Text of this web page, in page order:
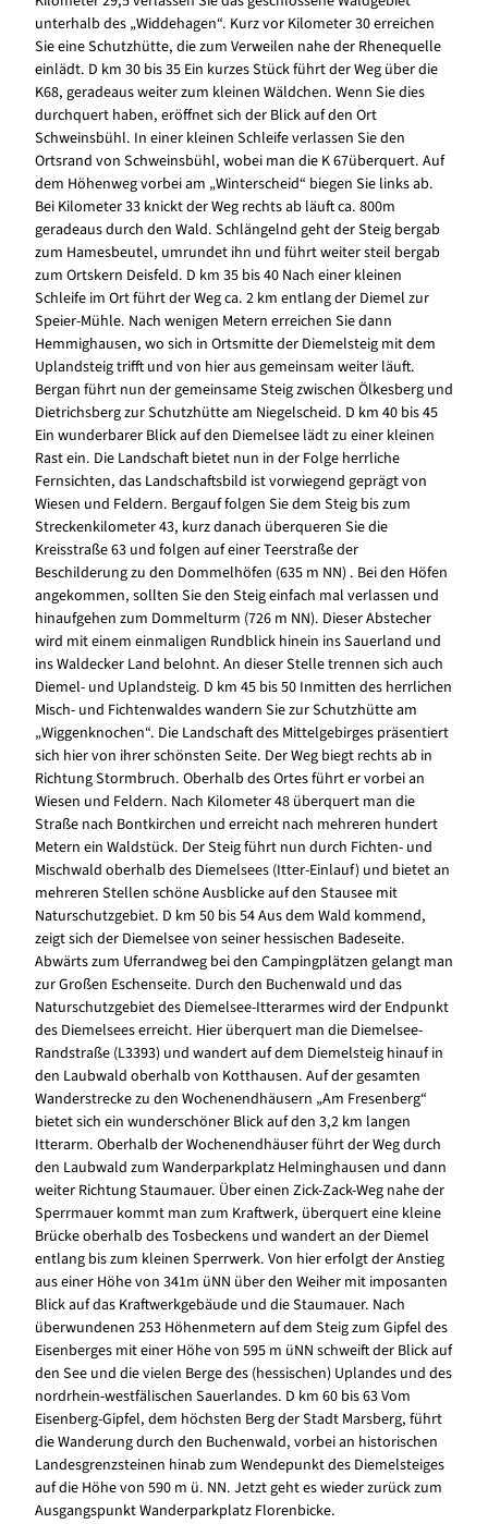
unterhalb des „Widdehagen“. Kurz vor Kilometer 30 erreichen
Sie eine Schutzhütte, die zum Verweilen nahe der Rhenequelle
einlädt. D km 30 bis 35 Ein kurzes Stück führt der Weg über die
K68, geradeaus weiter zum kleinen Wäldchen. Wenn Sie dies
durchquert haben, eröffnet sich der Blick auf den Ort
Schweinsbühl. In einer kleinen Schleife verlassen Sie den
Ortsrand von Schweinsbühl, wobei man die K 67überquert. Auf
dem Höhenweg vorbei am „Winterscheid“ biegen Sie links ab.
Bei Kilometer 33 knickt der Weg rechts ab läuft ca. 800m
geradeaus durch den Wald. Schlängelnd geht der Steig bergab
zum Hamesbeutel, umrundet ihn und führt weiter steil bergab
zum Ortskern Deisfeld. D km 35 bis 40 Nach einer kleinen
Schleife im Ort führt der Weg ca. 2 km entlang der Diemel zur
Speier-Mühle. Nach wenigen Metern erreichen Sie dann
Hemmighausen, wo sich in Ortsmitte der Diemelsteig mit dem
Uplandsteig trifft und von hier aus gemeinsam weiter läuft.
Bergan führt nun der gemeinsame Steig zwischen Ölkesberg und
Dietrichsberg zur Schutzhütte am Niegelscheid. D km 40 bis 45
Ein wunderbarer Blick auf den Diemelsee lädt zu einer kleinen
Rast ein. Die Landschaft bietet nun in der Folge herrliche
Fernsichten, das Landschaftsbild ist vorwiegend geprägt von
Wiesen und Feldern. Bergauf folgen Sie dem Steig bis zum
Streckenkilometer 43, kurz danach überqueren Sie die
Kreisstraße 63 und folgen auf einer Teerstraße der
Beschilderung zu den Dommelhöfen (635 m NN) . Bei den Höfen
angekommen, sollten Sie den Steig einfach mal verlassen und
hinaufgehen zum Dommelturm (726 m NN). Dieser Abstecher
wird mit einem einmaligen Rundblick hinein ins Sauerland und
ins Waldecker Land belohnt. An dieser Stelle trennen sich auch
Diemel- und Uplandsteig. D km 45 bis 50 Inmitten des herrlichen
Misch- und Fichtenwaldes wandern Sie zur Schutzhütte am
„Wiggenknochen“. Die Landschaft des Mittelgebirges präsentiert
sich hier von ihrer schönsten Seite. Der Weg biegt rechts ab in
Richtung Stormbruch. Oberhalb des Ortes führt er vorbei an
Wiesen und Feldern. Nach Kilometer 48 überquert man die
Straße nach Bontkirchen und erreicht nach mehreren hundert
Metern ein Waldstück. Der Steig führt nun durch Fichten- und
Mischwald oberhalb des Diemelsees (Itter-Einlauf) und bietet an
mehreren Stellen schöne Ausblicke auf den Stausee mit
Naturschutzgebiet. D km 50 bis 54 Aus dem Wald kommend,
zeigt sich der Diemelsee von seiner hessischen Badeseite.
Abwärts zum Uferrandweg bei den Campingplätzen gelangt man
zur Großen Eschenseite. Durch den Buchenwald und das
Naturschutzgebiet des Diemelsee-Itterarmes wird der Endpunkt
des Diemelsees erreicht. Hier überquert man die Diemelsee-
Randstraße (L3393) und wandert auf dem Diemelsteig hinauf in
den Laubwald oberhalb von Kotthausen. Auf der gesamten
Wanderstrecke zu den Wochenendhäusern „Am Fresenberg“
bietet sich ein wunderschöner Blick auf den 3,2 km langen
Itterarm. Oberhalb der Wochenendhäuser führt der Weg durch
den Laubwald zum Wanderparkplatz Helminghausen und dann
weiter Richtung Staumauer. Über einen Zick-Zack-Weg nahe der
Sperrmauer kommt man zum Kraftwerk, überquert eine kleine
Brücke oberhalb des Tosbeckens und wandert an der Diemel
entlang bis zum kleinen Sperrwerk. Von hier erfolgt der Anstieg
aus einer Höhe von 341m üNN über den Weiher mit imposanten
Blick auf das Kraftwerkgebäude und die Staumauer. Nach
überwundenen 253 Höhenmetern auf dem Steig zum Gipfel des
Eisenberges mit einer Höhe von 595 m üNN schweift der Blick auf
den See und die vielen Berge des (hessischen) Uplandes und des
nordrhein-westfälischen Sauerlandes. D km 60 bis 63 Vom
Eisenberg-Gipfel, dem höchsten Berg der Stadt Marsberg, führt
die Wanderung durch den Buchenwald, vorbei an historischen
Landesgrenzsteinen hinab zum Wendepunkt des Diemelsteiges
auf die Höhe von 590 m ü. NN. Jetzt geht es wieder zurück zum
Ausgangspunkt Wanderparkplatz Florenbicke.